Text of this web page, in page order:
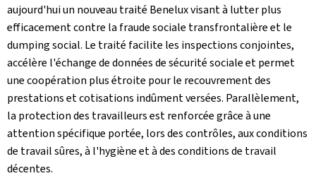
aujourd'hui un nouveau traité Benelux visant à lutter plus
efficacement contre la fraude sociale transfrontalière et le
dumping social. Le traité facilite les inspections conjointes,
accélère l'échange de données de sécurité sociale et permet
une coopération plus étroite pour le recouvrement des
prestations et cotisations indûment versées. Parallèlement,
la protection des travailleurs est renforcée grâce à une
attention spécifique portée, lors des contrôles, aux conditions
de travail sûres, à l'hygiène et à des conditions de travail
décentes.